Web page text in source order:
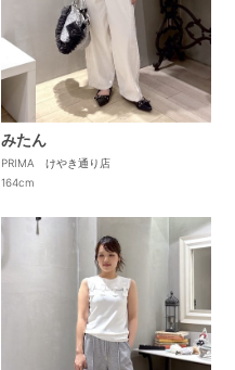
みたん
PRIMA けやき通り店
164cm